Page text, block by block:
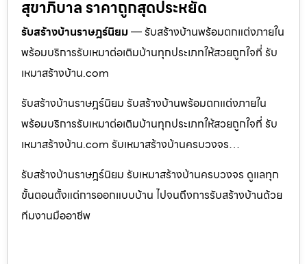
สุขาภิบาล ราคาถูกสุดประหยัด
รับสร้างบ้านราษฎร์นิยม— รับสร้างบ้านพร้อมตกแต่งภายใน
พร้อมบริการรับเหมาต่อเติมบ้านทุกประเภทให้สวยถูกใจที่ รับ
เหมาสร้างบ้าน.com
รับสร้างบ้านราษฎร์นิยม รับสร้างบ้านพร้อมตกแต่งภายใน
พร้อมบริการรับเหมาต่อเติมบ้านทุกประเภทให้สวยถูกใจที่ รับ
เหมาสร้างบ้าน.com รับเหมาสร้างบ้านครบวงจร…
รับสร้างบ้านราษฎร์นิยม รับเหมาสร้างบ้านครบวงจร ดูแลทุก
ขั้นตอนตั้งแต่การออกแบบบ้าน ไปจนถึงการรับสร้างบ้านด้วย
ทีมงานมืออาชีพ